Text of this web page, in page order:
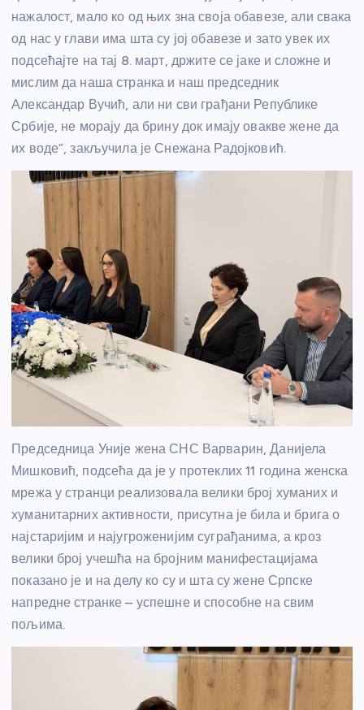
нажалост, мало ко од њих зна своја обавезе, али свака
од нас у глави има шта су јој обавезе и зато увек их
подсећајте на тај 8. март, држите се јаке и сложне и
мислим да наша странка и наш председник
Александар Вучић, али ни сви грађани Републике
Србије, не морају да брину док имају овакве жене да
их воде”, закључила је Снежана Радојковић.
Председница Уније жена СНС Варварин, Данијела
Мишковић, подсећа да је у протеклих 11 година женска
мрежа у странци реализовала велики број хуманих и
хуманитарних активности, присутна је била и брига о
најстаријим и најугроженијим суграђанима, а кроз
велики број учешћа на бројним манифестацијама
показано је и на делу ко су и шта су жене Српске
напредне странке – успешне и способне на свим
пољима.